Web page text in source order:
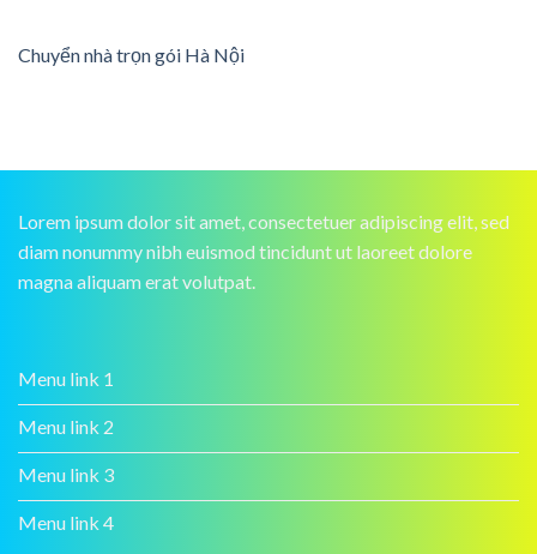
Chuyển nhà trọn gói Hà Nội
Lorem ipsum dolor sit amet, consectetuer adipiscing elit, sed
diam nonummy nibh euismod tincidunt ut laoreet dolore
magna aliquam erat volutpat.
Menu link 1
Menu link 2
Menu link 3
Menu link 4